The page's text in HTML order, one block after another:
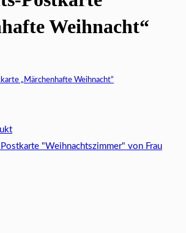
Weihnacht“
„Märchenhafte Weihnacht“